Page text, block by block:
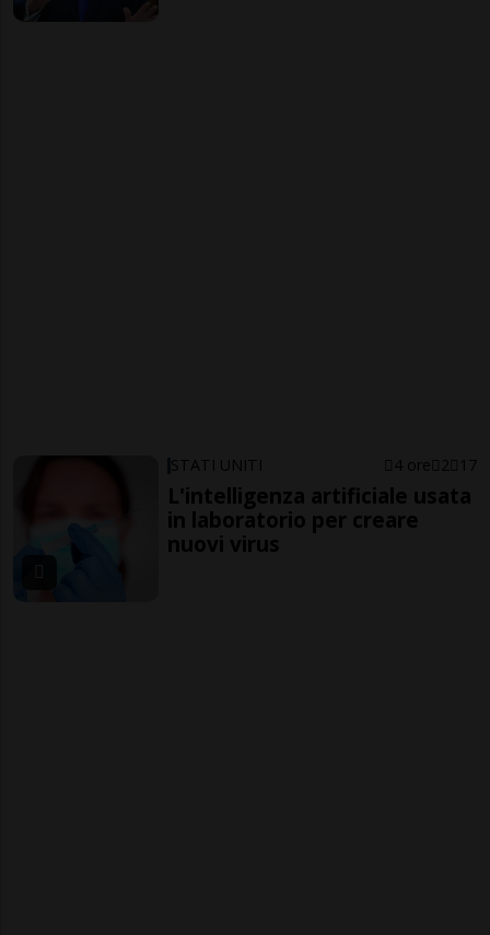
STATI UNITI 4 ore 2 17
L'intelligenza artificiale usata
in laboratorio per creare
nuovi virus